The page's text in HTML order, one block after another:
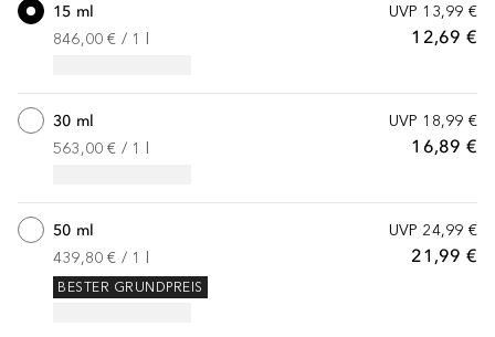
UVP 13,99 €
12,69 €
15 ml
846,00 € / 1
UVP 18,99 €
16,89 €
30 ml
563,00 € / 1
UVP 24,99 €
21,99 €
50 ml
439,80 € / 1
BESTER GRUNDPREIS